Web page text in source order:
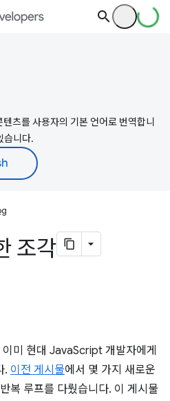
츠를 사용자의 기본 언어로 번역합니
습니다.
조각
이미 현대 JavaScript 개발자에게
. 이전 게시물에서 몇 가지 새로운
반복 루프를 다뤘습니다. 이 게시물